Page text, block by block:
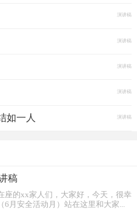
演讲稿
演讲稿
演讲稿
演讲稿
如一人 演讲稿
稿
座的xx家人们，大家好，今天，很幸
月安全活动月）站在这里和大家...